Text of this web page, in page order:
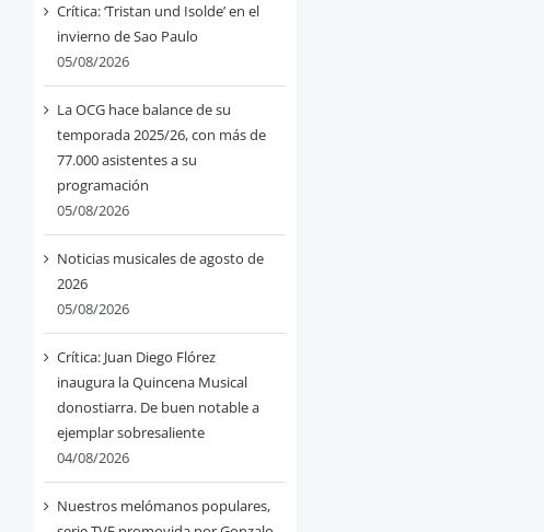
Crítica: ‘Tristan und Isolde’ en el
invierno de Sao Paulo
05/08/2026
La OCG hace balance de su
temporada 2025/26, con más de
77.000 asistentes a su
programación
05/08/2026
Noticias musicales de agosto de
2026
05/08/2026
Crítica: Juan Diego Flórez
inaugura la Quincena Musical
donostiarra. De buen notable a
ejemplar sobresaliente
04/08/2026
Nuestros melómanos populares,